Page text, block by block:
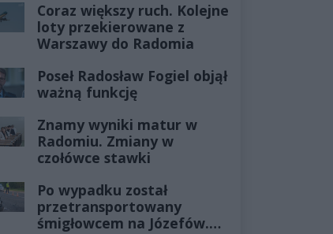
Coraz większy ruch. Kolejne
loty przekierowane z
Warszawy do Radomia
Poseł Radosław Fogiel objął
ważną funkcję
Znamy wyniki matur w
Radomiu. Zmiany w
czołówce stawki
Po wypadku został
przetransportowany
śmigłowcem na Józefów.